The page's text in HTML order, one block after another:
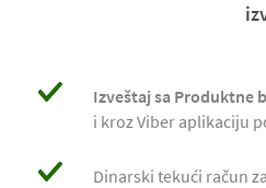
Izveštaj sa Produktne
i kroz Viber aplikaciju
Dinarski tekući račun